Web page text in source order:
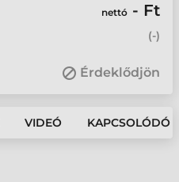
nettó - Ft
(-)
Érdeklődjön
VIDEÓ KAPCSOLÓDÓ